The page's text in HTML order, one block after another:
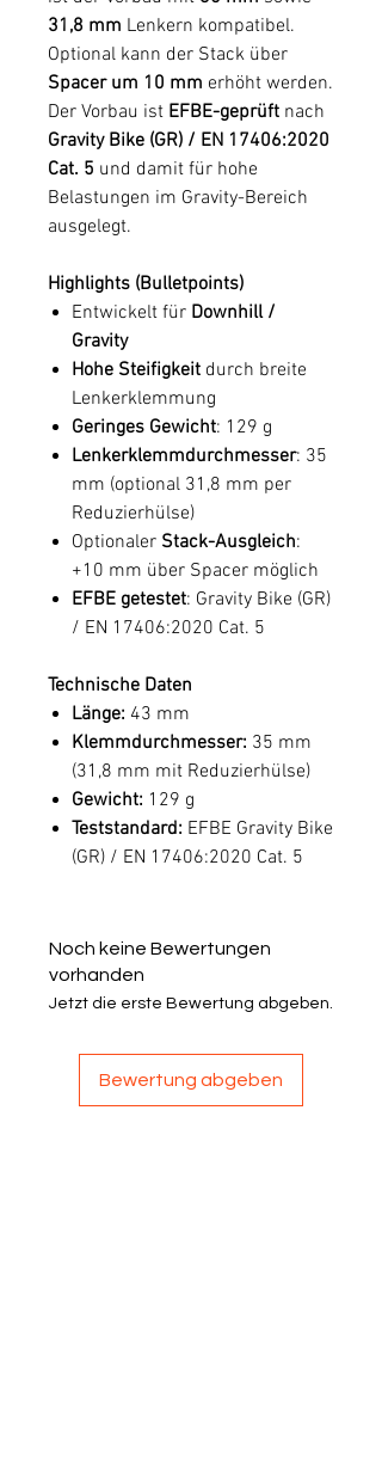
31,8 mm Lenkern kompatibel.
Optional kann der Stack über
Spacer um 10 mm erhöht werden.
Der Vorbau ist EFBE-geprüft nach
Gravity Bike (GR) / EN 17406:2020
Cat. 5 und damit für hohe
Belastungen im Gravity-Bereich
ausgelegt.
Highlights (Bulletpoints)
Entwickelt für Downhill /
Gravity
Hohe Steifigkeit durch breite
Lenkerklemmung
Geringes Gewicht: 129 g
Lenkerklemmdurchmesser: 35
mm (optional 31,8 mm per
Reduzierhülse)
Optionaler Stack-Ausgleich:
+10 mm über Spacer möglich
EFBE getestet: Gravity Bike (GR)
/ EN 17406:2020 Cat. 5
Technische Daten
Länge: 43 mm
Klemmdurchmesser: 35 mm
(31,8 mm mit Reduzierhülse)
Gewicht: 129 g
Teststandard: EFBE Gravity Bike
(GR) / EN 17406:2020 Cat. 5
Noch keine Bewertungen
vorhanden
Jetzt die erste Bewertung abgeben.
Bewertung abgeben